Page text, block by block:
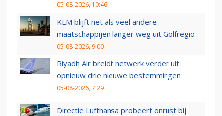
05-08-2026, 10:46
KLM blijft net als veel andere
maatschappijen langer weg uit Golfregio
05-08-2026, 9:00
Riyadh Air breidt netwerk verder uit:
opnieuw drie nieuwe bestemmingen
05-08-2026, 7:29
Directie Lufthansa probeert onrust bij